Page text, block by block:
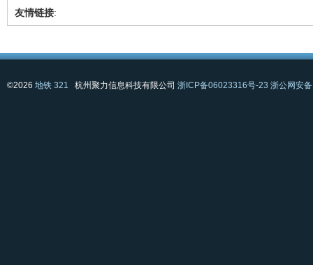
友情链接:
©2026 地铁 321 杭州聚力信息科技有限公司 浙ICP备06023316号-23 浙公网安